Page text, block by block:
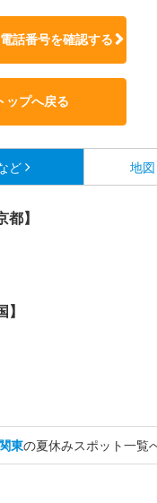
話番号を確認する
ップへ戻る
ど 地
】
東の夏休みスポット一覧